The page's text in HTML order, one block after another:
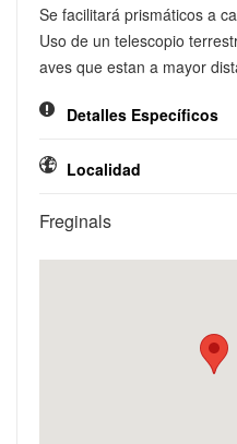
Se facilitará prismáticos a
Uso de un telescopio
aves que estan a mayor
Detalles Específicos
Localidad
Freginals